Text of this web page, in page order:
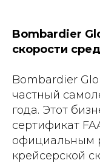
Bombardier
скорости
Bombardier
частный
года. Этот
сертификат
официальным
крейсерской